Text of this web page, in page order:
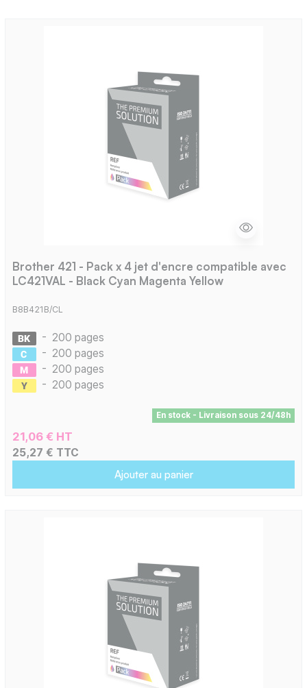
Brother 421 - Pack x 4 jet d'encre compatible avec
LC421VAL - Black Cyan Magenta Yellow
B8B421B/CL
- 200 pages
- 200 pages
- 200 pages
- 200 pages
En stock - Livraison sous 24/48h
21,06 € HT
25,27 € TTC
Ajouter au panier